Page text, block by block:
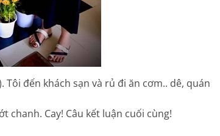
đến khách sạn và rủ đi ăn cơm.. dê, quán
chanh. Cay! Câu kết luận cuối cùng!